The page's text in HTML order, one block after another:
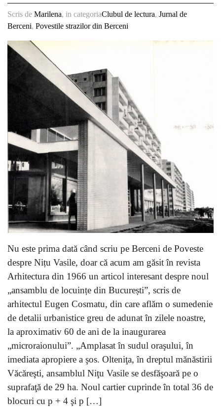
Scris de Marilena, in categoriaClubul de lectura, Jurnal de
Berceni, Povestile strazilor din Berceni
Nu este prima dată când scriu pe Berceni de Poveste
despre Nițu Vasile, doar că acum am găsit în revista
Arhitectura din 1966 un articol interesant despre noul
„ansamblu de locuințe din București”, scris de
arhitectul Eugen Cosmatu, din care aflăm o sumedenie
de detalii urbanistice greu de adunat în zilele noastre,
la aproximativ 60 de ani de la inaugurarea
„microraionului”. „Amplasat în sudul oraşului, în
imediata apropiere a şos. Olteniţa, în dreptul mănăstirii
Văcăreşti, ansamblul Niţu Vasile se desfăşoară pe o
suprafaţă de 29 ha. Noul cartier cuprinde în total 36 de
blocuri cu p + 4 şi p […]